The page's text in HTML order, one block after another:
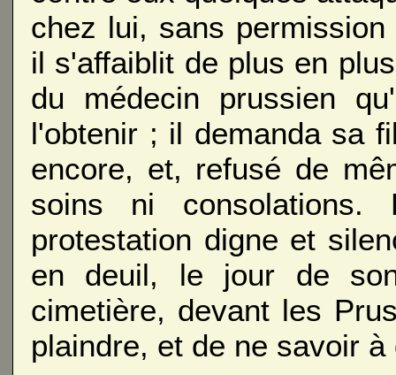
chez lui, sans
il s'affaiblit de plus en
du médecin prussien
l'obtenir ; il demanda sa
encore, et, refusé de
soins ni
protestation digne et
en deuil, le jour de
cimetière, devant les
plaindre, et de ne savoir